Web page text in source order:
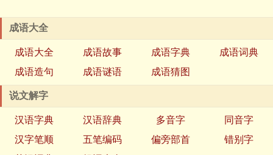
成语大全
成语大全 成语故事 成语字典
成语词典
成语造句
成语谜语 成语猜图
说文解字
汉语字典 汉语辞典 多音字
同音字
汉字笔顺
五笔编码 偏旁部首
错别字